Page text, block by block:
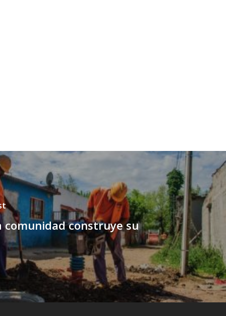
comunidad construye su